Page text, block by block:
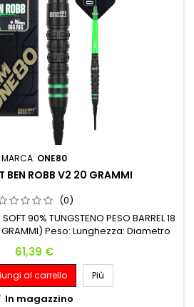
MARCA: ONE80
BEN ROBB V2 20 GRAMMI
(0)
90% TUNGSTENO PESO BARREL 18
GRAMMI) Peso: Lunghezza: Diametro
Prezzo
61,39 €
al carrello Più
In magazzino